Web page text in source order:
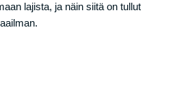
lajista, ja näin siitä on tullut